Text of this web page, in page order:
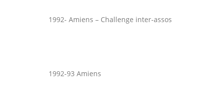
1992- Amiens – Challenge inter-assos
1992-93 Amiens